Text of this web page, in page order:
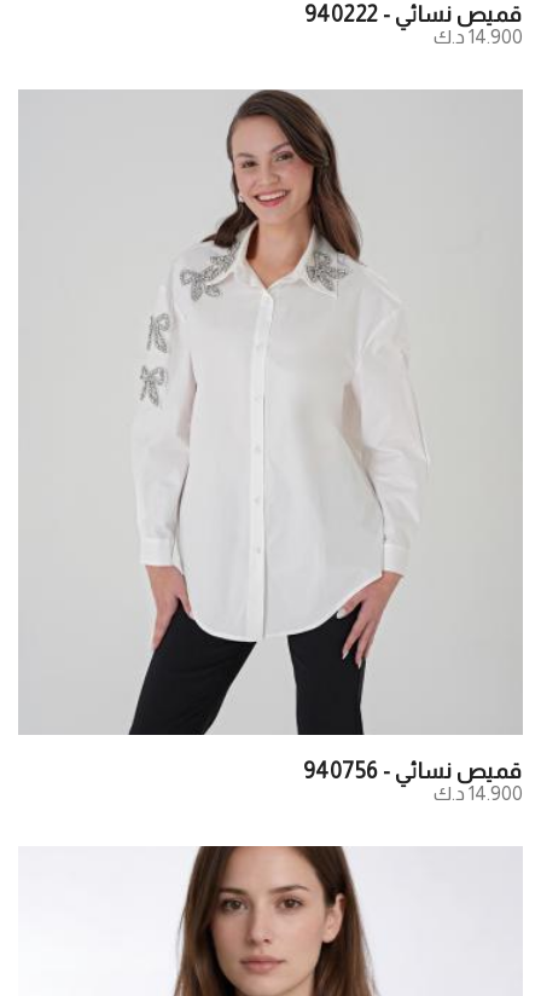
قميص نسائي - 940222
14.900 د.ك
قميص نسائي - 940756
14.900 د.ك